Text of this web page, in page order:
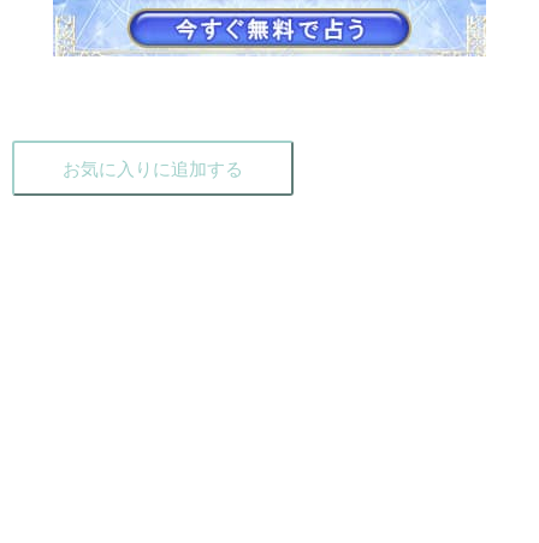
お気に入りに追加する